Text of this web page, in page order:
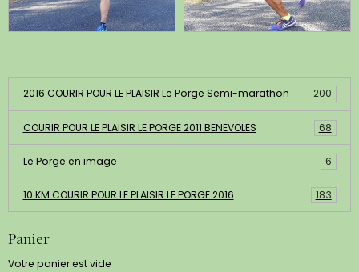
2016 COURIR POUR LE PLAISIR Le Porge Semi-marathon 200
COURIR POUR LE PLAISIR LE PORGE 2011 BENEVOLES 68
Le Porge en image 6
10 KM COURIR POUR LE PLAISIR LE PORGE 2016 183
Panier
Votre panier est vide